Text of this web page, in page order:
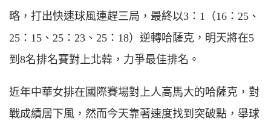
略，打出快速球風連趕三局，最終以3：1（16：25、
25：15、25：23、25：18）逆轉哈薩克，明天將在5
到8名排名賽對上北韓，力爭最佳排名。
近年中華女排在國際賽場對上人高馬大的哈薩克，對
戰成績居下風，然而今天靠著速度找到突破點，舉球